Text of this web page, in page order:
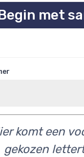
met
komt een
gekozen